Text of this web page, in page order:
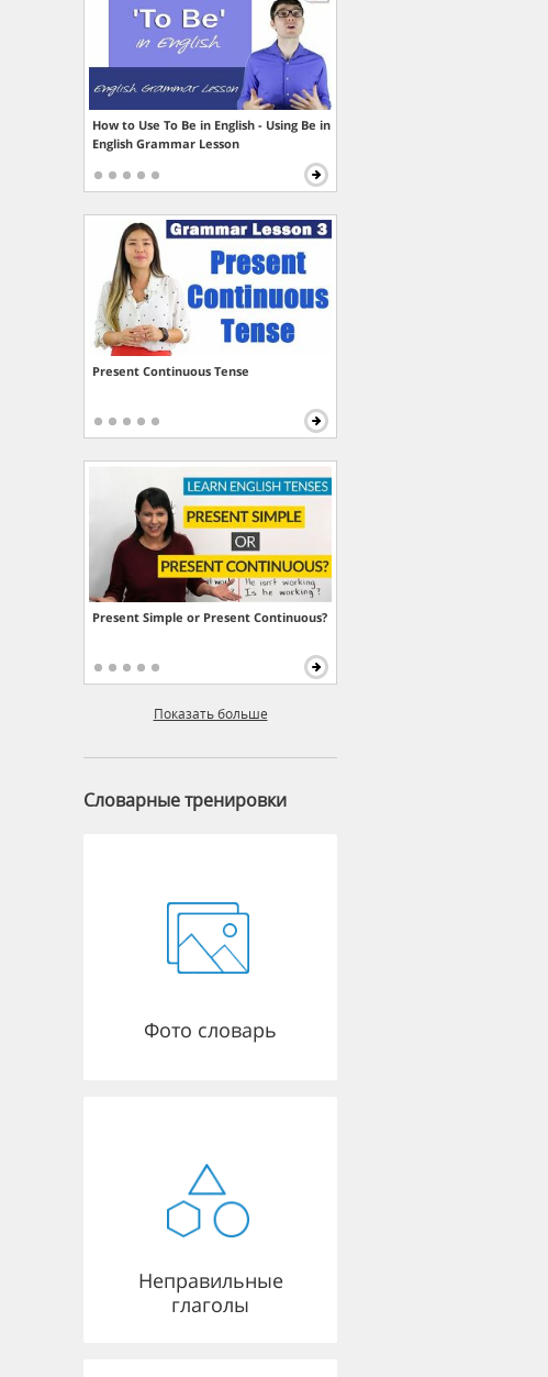
How to Use To Be in English - Using Be in
English Grammar Lesson
Present Continuous Tense
Present Simple or Present Continuous?
Показать больше
Словарные тренировки
Фото словарь
Неправильные
глаголы